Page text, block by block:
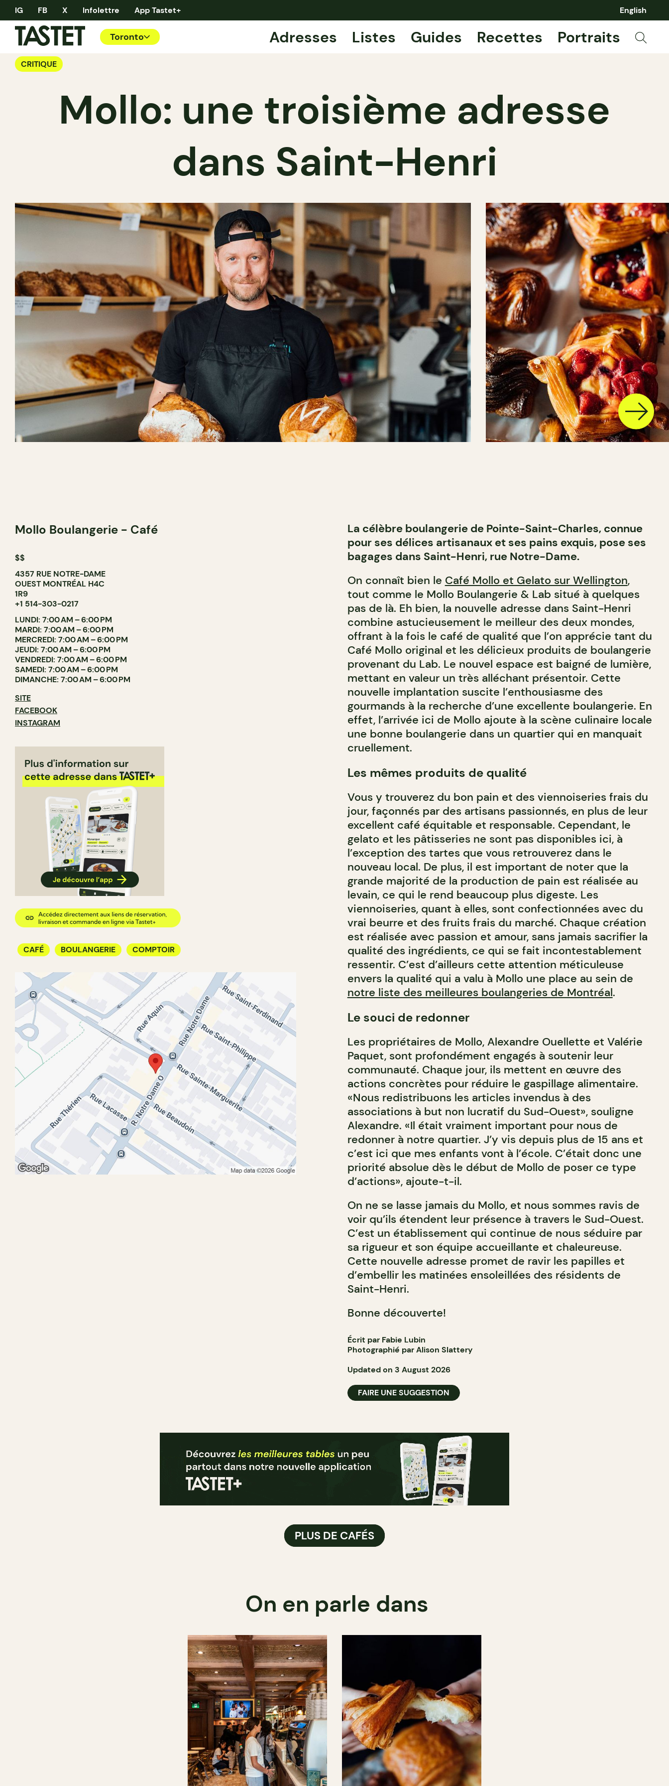
IG FB X Infolettre App Tastet+ English
Toronto Adresses Listes Guides Recettes Portraits
CRITIQUE
Mollo: une troisième adresse
dans Saint-Henri
Mollo Boulangerie - Café
$$
4357 RUE NOTRE-DAME
OUEST MONTRÉAL H4C
1R9
+1 514-303-0217
LUNDI: 7:00 AM – 6:00 PM
MARDI: 7:00 AM – 6:00 PM
MERCREDI: 7:00 AM – 6:00 PM
JEUDI: 7:00 AM – 6:00 PM
VENDREDI: 7:00 AM – 6:00 PM
SAMEDI: 7:00 AM – 6:00 PM
DIMANCHE: 7:00 AM – 6:00 PM
SITE
FACEBOOK
INSTAGRAM
CAFÉ BOULANGERIE COMPTOIR
La célèbre boulangerie de Pointe-Saint-Charles, connue
pour ses délices artisanaux et ses pains exquis, pose ses
bagages dans Saint-Henri, rue Notre-Dame.
On connaît bien le Café Mollo et Gelato sur Wellington,
tout comme le Mollo Boulangerie & Lab situé à quelques
pas de là. Eh bien, la nouvelle adresse dans Saint-Henri
combine astucieusement le meilleur des deux mondes,
offrant à la fois le café de qualité que l’on apprécie tant du
Café Mollo original et les délicieux produits de boulangerie
provenant du Lab. Le nouvel espace est baigné de lumière,
mettant en valeur un très alléchant présentoir. Cette
nouvelle implantation suscite l’enthousiasme des
gourmands à la recherche d’une excellente boulangerie. En
effet, l’arrivée ici de Mollo ajoute à la scène culinaire locale
une bonne boulangerie dans un quartier qui en manquait
cruellement.
Les mêmes produits de qualité
Vous y trouverez du bon pain et des viennoiseries frais du
jour, façonnés par des artisans passionnés, en plus de leur
excellent café équitable et responsable. Cependant, le
gelato et les pâtisseries ne sont pas disponibles ici, à
l’exception des tartes que vous retrouverez dans le
nouveau local. De plus, il est important de noter que la
grande majorité de la production de pain est réalisée au
levain, ce qui le rend beaucoup plus digeste. Les
viennoiseries, quant à elles, sont confectionnées avec du
vrai beurre et des fruits frais du marché. Chaque création
est réalisée avec passion et amour, sans jamais sacrifier la
qualité des ingrédients, ce qui se fait incontestablement
ressentir. C’est d’ailleurs cette attention méticuleuse
envers la qualité qui a valu à Mollo une place au sein de
notre liste des meilleures boulangeries de Montréal.
Le souci de redonner
Les propriétaires de Mollo, Alexandre Ouellette et Valérie
Paquet, sont profondément engagés à soutenir leur
communauté. Chaque jour, ils mettent en œuvre des
actions concrètes pour réduire le gaspillage alimentaire.
«Nous redistribuons les articles invendus à des
associations à but non lucratif du Sud-Ouest», souligne
Alexandre. «Il était vraiment important pour nous de
redonner à notre quartier. J’y vis depuis plus de 15 ans et
c’est ici que mes enfants vont à l’école. C’était donc une
priorité absolue dès le début de Mollo de poser ce type
d’actions», ajoute-t-il.
On ne se lasse jamais du Mollo, et nous sommes ravis de
voir qu’ils étendent leur présence à travers le Sud-Ouest.
C’est un établissement qui continue de nous séduire par
sa rigueur et son équipe accueillante et chaleureuse.
Cette nouvelle adresse promet de ravir les papilles et
d’embellir les matinées ensoleillées des résidents de
Saint-Henri.
Bonne découverte!
Écrit par Fabie Lubin
Photographié par Alison Slattery
Updated on 3 August 2026
FAIRE UNE SUGGESTION
PLUS DE CAFÉS
On en parle dans